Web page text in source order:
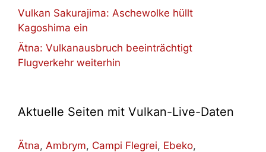
Vulkan Sakurajima: Aschewolke hüllt
Kagoshima ein
Ätna: Vulkanausbruch beeinträchtigt
Flugverkehr weiterhin
Aktuelle Seiten mit Vulkan-Live-Daten
Ätna, Ambrym, Campi Flegrei, Ebeko,